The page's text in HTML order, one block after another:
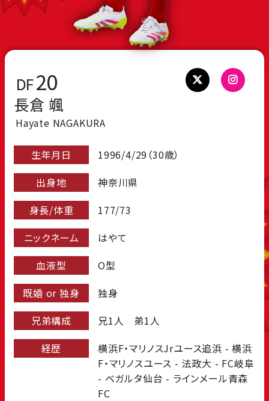
DF20
長倉 颯
Hayate NAGAKURA
生年月日
1996/4/29（30歳）
出身地
神奈川県
身長/体重
177/73
ニックネーム
はやて
血液型
O型
既婚 or 独身
独身
兄弟構成
兄1人 弟1人
経歴
横浜F・マリノスJrユース追浜 - 横浜
F・マリノスユース - 法政大 - FC岐阜
- ベガルタ仙台 - ラインメール青森
FC